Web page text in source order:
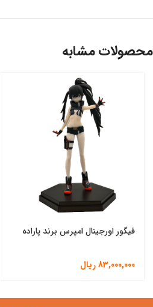
محصولات مشابه
فیگور اورجینال امپرس برند پاراده
83,000,000ریال